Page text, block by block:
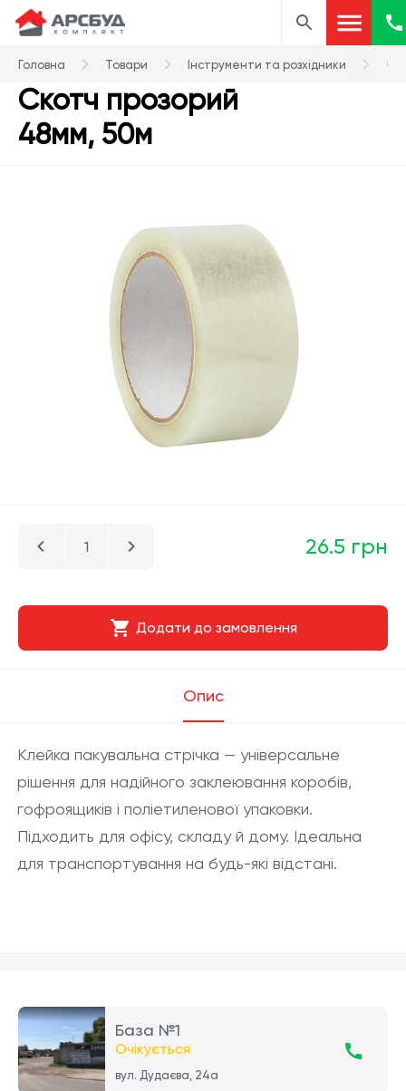
Головна Товари Інструменти та розхідники
Скотч прозорий
48мм, 50м
26.5 грн
Додати до замовлення
Опис
Клейка пакувальна стрічка — універсальне
рішення для надійного заклеювання коробів,
гофроящиків і поліетиленової упаковки.
Підходить для офісу, складу й дому. Ідеальна
для транспортування на будь-які відстані.
База №1
Очікується
вул. Дудаєва, 24а